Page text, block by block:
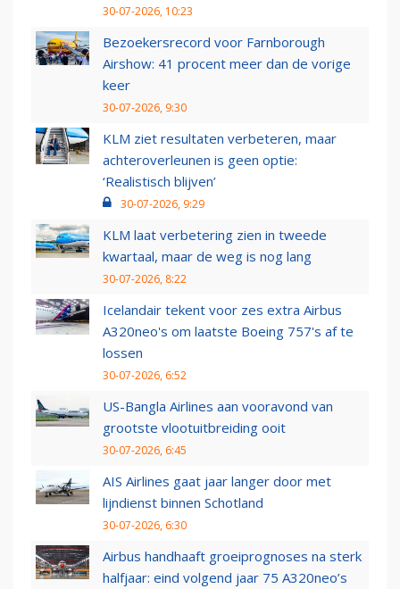
30-07-2026, 10:23
Bezoekersrecord voor Farnborough
Airshow: 41 procent meer dan de vorige
keer
30-07-2026, 9:30
KLM ziet resultaten verbeteren, maar
achteroverleunen is geen optie:
‘Realistisch blijven’
30-07-2026, 9:29
KLM laat verbetering zien in tweede
kwartaal, maar de weg is nog lang
30-07-2026, 8:22
Icelandair tekent voor zes extra Airbus
A320neo's om laatste Boeing 757's af te
lossen
30-07-2026, 6:52
US-Bangla Airlines aan vooravond van
grootste vlootuitbreiding ooit
30-07-2026, 6:45
AIS Airlines gaat jaar langer door met
lijndienst binnen Schotland
30-07-2026, 6:30
Airbus handhaaft groeiprognoses na sterk
halfjaar: eind volgend jaar 75 A320neo’s